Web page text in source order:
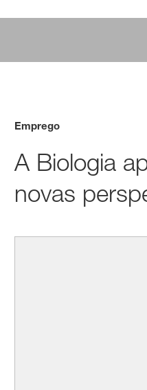
Emprego
A Biologia
novas